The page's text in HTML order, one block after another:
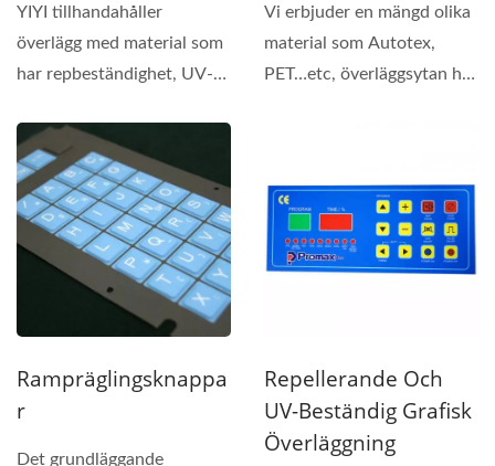
YIYI tillhandahåller
överlägg med material som
har repbeständighet, UV-
Vi erbjuder en mängd olika
material som Autotex,
PET…etc, överläggsytan har
Rampräglingsknappa
R
Det grundläggande
Repellerande Och
UV-Beständig Grafisk
Överläggning